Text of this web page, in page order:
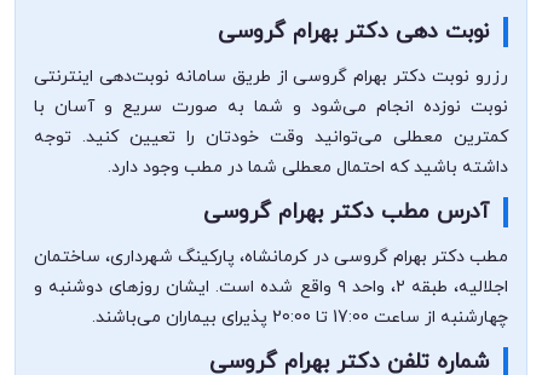
نوبت دهی دکتر بهرام گروسی
رزرو نوبت دکتر بهرام گروسی از طریق سامانه نوبت‌دهی اینترنتی
نوبت نوزده انجام می‌شود و شما به صورت سریع و آسان با
کمترین معطلی می‌توانید وقت خودتان را تعیین کنید. توجه
داشته باشید که احتمال معطلی شما در مطب وجود دارد.
آدرس مطب دکتر بهرام گروسی
مطب دکتر بهرام گروسی در کرمانشاه، پارکینگ شهرداری، ساختمان
اجلالیه، طبقه ۲، واحد ۹ واقع شده است. ایشان روزهای دوشنبه و
چهارشنبه از ساعت 17:00 تا 20:00 پذیرای بیماران می‌باشند.
شماره تلفن دکتر بهرام گروسی